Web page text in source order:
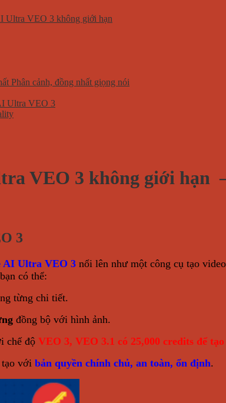
Ultra VEO 3 không giới hạn
Phân cảnh, đồng nhất giọng nói
Ultra VEO 3
VEO 3 không giới hạn
3
AI Ultra VEO 3 nổi lên như một công cụ tạo
có thể:
từng chi tiết.
đồng bộ với hình ảnh.
chế độ VEO 3, VEO 3.1 có 25,000 credits để
với bản quyền chính chủ, an toàn, ổn định.